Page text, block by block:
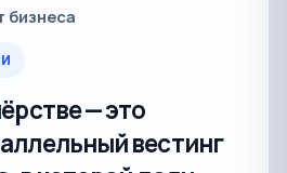
бизнеса
— это
вестинг